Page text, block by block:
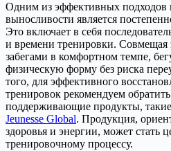
Одним из эффективных подходов
выносливости является
Это включает в себя
и времени тренировки. Совмещая
забегами в комфортном темпе,
физическую форму без риска
того, для эффективного
тренировок рекомендуем
поддерживающие продукты, такие
Jeunesse Global. Продукция,
здоровья и энергии, может стать
тренировочному процессу.